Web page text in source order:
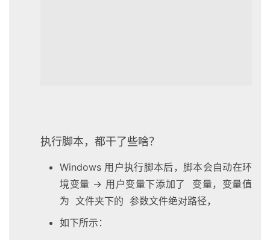
执行脚本，都干了些啥？
Windows 用户执行脚本后，脚本会自动在环
境变量 -> 用户变量下添加了 变量，变量值
为 文件夹下的 参数文件绝对路径，
如下所示：